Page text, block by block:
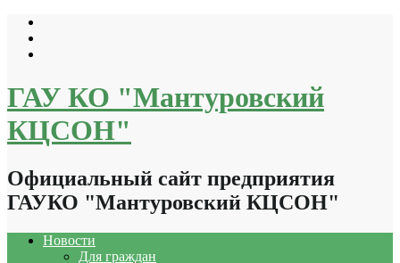
Перейти
содержимому
ГАУ КО "Мантуровский
КЦСОН"
Официальный сайт предприятия
ГАУКО "Мантуровский КЦСОН"
Новости
Для граждан